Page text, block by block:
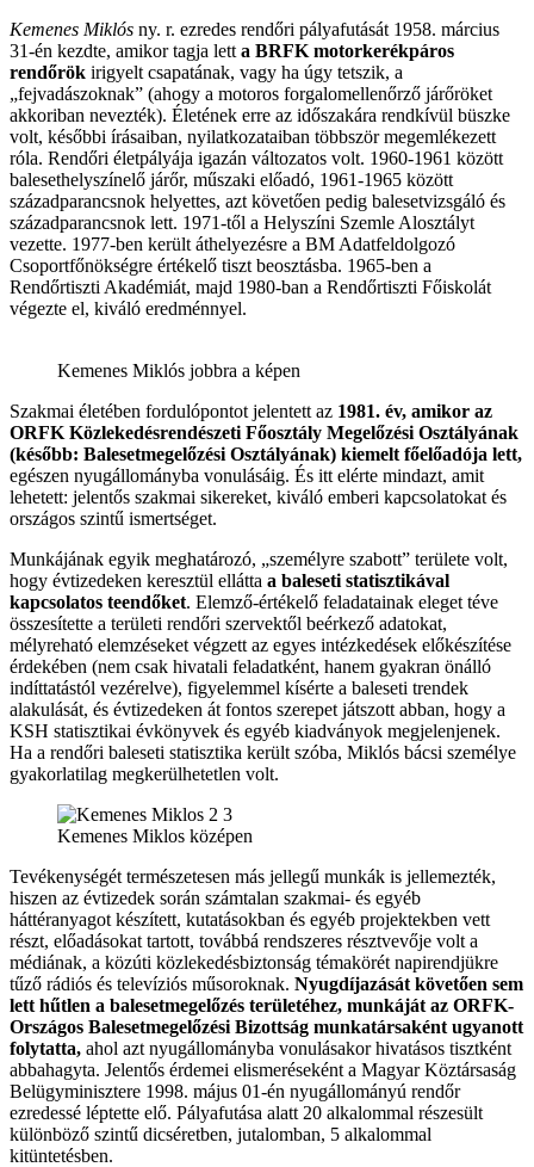
Kemenes Miklós ny. r. ezredes rendőri pályafutását 1958. március
31-én kezdte, amikor tagja lett a BRFK motorkerékpáros
rendőrök irigyelt csapatának, vagy ha úgy tetszik, a
„fejvadászoknak” (ahogy a motoros forgalomellenőrző járőröket
akkoriban nevezték). Életének erre az időszakára rendkívül büszke
volt, későbbi írásaiban, nyilatkozataiban többször megemlékezett
róla. Rendőri életpályája igazán változatos volt. 1960-1961 között
balesethelyszínelő járőr, műszaki előadó, 1961-1965 között
századparancsnok helyettes, azt követően pedig balesetvizsgáló és
századparancsnok lett. 1971-től a Helyszíni Szemle Alosztályt
vezette. 1977-ben került áthelyezésre a BM Adatfeldolgozó
Csoportfőnökségre értékelő tiszt beosztásba. 1965-ben a
Rendőrtiszti Akadémiát, majd 1980-ban a Rendőrtiszti Főiskolát
végezte el, kiváló eredménnyel.
Kemenes Miklós jobbra a képen
Szakmai életében fordulópontot jelentett az 1981. év, amikor az
ORFK Közlekedésrendészeti Főosztály Megelőzési Osztályának
(később: Balesetmegelőzési Osztályának) kiemelt főelőadója lett,
egészen nyugállományba vonulásáig. És itt elérte mindazt, amit
lehetett: jelentős szakmai sikereket, kiváló emberi kapcsolatokat és
országos szintű ismertséget.
Munkájának egyik meghatározó, „személyre szabott” területe volt,
hogy évtizedeken keresztül ellátta a baleseti statisztikával
kapcsolatos teendőket. Elemző-értékelő feladatainak eleget téve
összesítette a területi rendőri szervektől beérkező adatokat,
mélyreható elemzéseket végzett az egyes intézkedések előkészítése
érdekében (nem csak hivatali feladatként, hanem gyakran önálló
indíttatástól vezérelve), figyelemmel kísérte a baleseti trendek
alakulását, és évtizedeken át fontos szerepet játszott abban, hogy a
KSH statisztikai évkönyvek és egyéb kiadványok megjelenjenek.
Ha a rendőri baleseti statisztika került szóba, Miklós bácsi személye
gyakorlatilag megkerülhetetlen volt.
Kemenes Miklos középen
Tevékenységét természetesen más jellegű munkák is jellemezték,
hiszen az évtizedek során számtalan szakmai- és egyéb
háttéranyagot készített, kutatásokban és egyéb projektekben vett
részt, előadásokat tartott, továbbá rendszeres résztvevője volt a
médiának, a közúti közlekedésbiztonság témakörét napirendjükre
tűző rádiós és televíziós műsoroknak. Nyugdíjazását követően sem
lett hűtlen a balesetmegelőzés területéhez, munkáját az ORFK-
Országos Balesetmegelőzési Bizottság munkatársaként ugyanott
folytatta, ahol azt nyugállományba vonulásakor hivatásos tisztként
abbahagyta. Jelentős érdemei elismeréseként a Magyar Köztársaság
Belügyminisztere 1998. május 01-én nyugállományú rendőr
ezredessé léptette elő. Pályafutása alatt 20 alkalommal részesült
különböző szintű dicséretben, jutalomban, 5 alkalommal
kitüntetésben.